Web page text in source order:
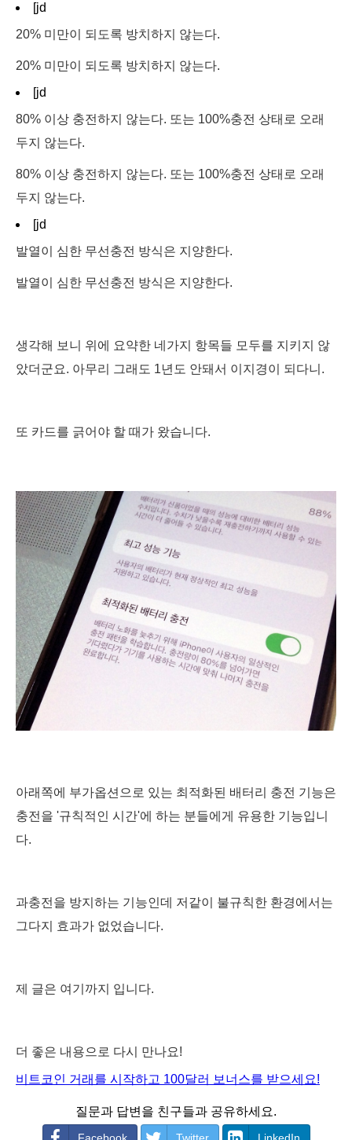
[jd
20% 미만이 되도록 방치하지 않는다.
20% 미만이 되도록 방치하지 않는다.
[jd
80% 이상 충전하지 않는다. 또는 100%충전 상태로 오래
두지 않는다.
80% 이상 충전하지 않는다. 또는 100%충전 상태로 오래
두지 않는다.
[jd
발열이 심한 무선충전 방식은 지양한다.
발열이 심한 무선충전 방식은 지양한다.
생각해 보니 위에 요약한 네가지 항목들 모두를 지키지 않
았더군요. 아무리 그래도 1년도 안돼서 이지경이 되다니.
또 카드를 긁어야 할 때가 왔습니다.
아래쪽에 부가옵션으로 있는 최적화된 배터리 충전 기능은
충전을 '규칙적인 시간'에 하는 분들에게 유용한 기능입니
다.
과충전을 방지하는 기능인데 저같이 불규칙한 환경에서는
그다지 효과가 없었습니다.
제 글은 여기까지 입니다.
더 좋은 내용으로 다시 만나요!
비트코인 거래를 시작하고 100달러 보너스를 받으세요!
질문과 답변을 친구들과 공유하세요.